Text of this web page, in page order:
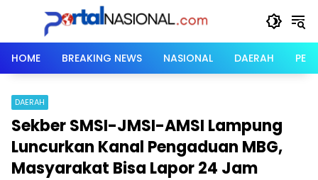
HOME
BREAKING NEWS NASIONAL DAERAH
DAERAH
Sekber SMSI-JMSI-AMSI Lampung
Luncurkan Kanal Pengaduan MBG,
Masyarakat Bisa Lapor 24 Jam